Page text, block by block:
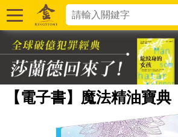
【電子書】魔法精油寶典